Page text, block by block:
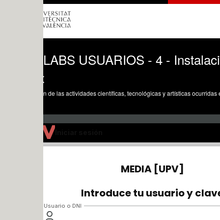
USUARIOS - 4 - Instalación del
de las actividades científicas, tecnológicas y artísticas ocurridas en los tres